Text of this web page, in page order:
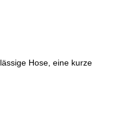
Hose, eine kurze